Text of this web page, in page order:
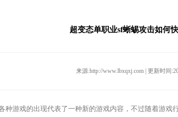
超变态单职业sf蜥蜴攻击如何
来源:http://www.lbxqxj.com | 更新时间
种游戏的出现代表了一种新的游戏内容，不过随着游戏